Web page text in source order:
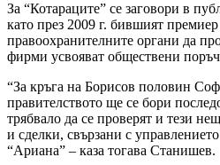
За “Котараците” се заговори в
като през 2009 г. бившият
правоохранителните органи да
фирми усвояват обществени
“За кръга на Борисов половин
правителството ще се бори
трябвало да се проверят и тези
и сделки, свързани с
“Ариана” – каза тогава Станишев.